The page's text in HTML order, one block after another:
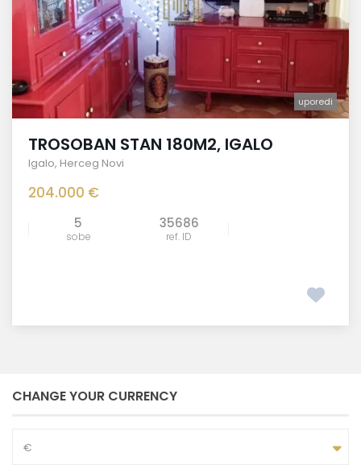
uporedi
TROSOBAN STAN 180M2, IGALO
Igalo, Herceg Novi
204.000 €
5
sobe
35686
ref. ID
CHANGE YOUR CURRENCY
€